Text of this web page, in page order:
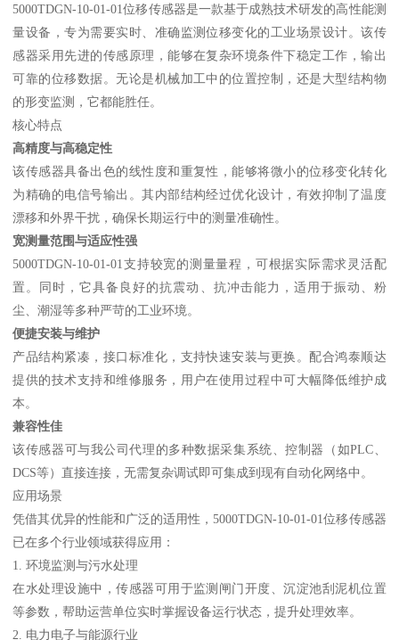
5000TDGN-10-01-01位移传感器是一款基于成熟技术研发的高性能测
量设备，专为需要实时、准确监测位移变化的工业场景设计。该传
感器采用先进的传感原理，能够在复杂环境条件下稳定工作，输出
可靠的位移数据。无论是机械加工中的位置控制，还是大型结构物
的形变监测，它都能胜任。
核心特点
高精度与高稳定性
该传感器具备出色的线性度和重复性，能够将微小的位移变化转化
为精确的电信号输出。其内部结构经过优化设计，有效抑制了温度
漂移和外界干扰，确保长期运行中的测量准确性。
宽测量范围与适应性强
5000TDGN-10-01-01支持较宽的测量量程，可根据实际需求灵活配
置。同时，它具备良好的抗震动、抗冲击能力，适用于振动、粉
尘、潮湿等多种严苛的工业环境。
便捷安装与维护
产品结构紧凑，接口标准化，支持快速安装与更换。配合鸿泰顺达
提供的技术支持和维修服务，用户在使用过程中可大幅降低维护成
本。
兼容性佳
该传感器可与我公司代理的多种数据采集系统、控制器（如PLC、
DCS等）直接连接，无需复杂调试即可集成到现有自动化网络中。
应用场景
凭借其优异的性能和广泛的适用性，5000TDGN-10-01-01位移传感器
已在多个行业领域获得应用：
1. 环境监测与污水处理
在水处理设施中，传感器可用于监测闸门开度、沉淀池刮泥机位置
等参数，帮助运营单位实时掌握设备运行状态，提升处理效率。
2. 电力电子与能源行业